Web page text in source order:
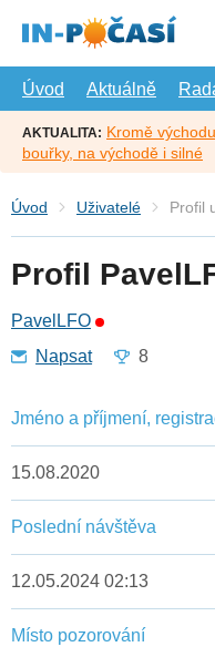
hlavní
Úvod
Aktuálně
AKTUALITA: Kromě
bouřky, na východě i silné
Úvod Uživatelé Profil
Profil
PavelLFO
Napsat
8
Jméno a příjmení,
15.08.2020
Poslední návštěva
12.05.2024 02:13
Místo pozorování